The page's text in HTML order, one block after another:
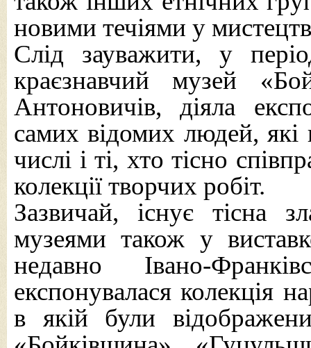
новими течіями у
Слід зауважити, у
краєзнавчий музей
Антоновичів, діяла
самих відомих людей, які
числі і ті, хто тісно
колекції творчих робіт.
Зазвичай, існує тісна
музеями також у
недавно Івано-
експонувалася колекція
в якій були